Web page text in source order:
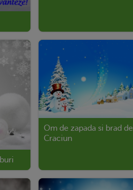
Om de zapada si brad de
Craciun